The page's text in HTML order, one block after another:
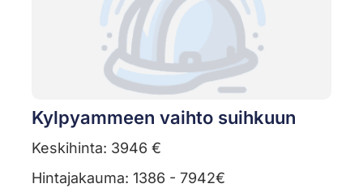
Kylpyammeen vaihto suihkuun
Keskihinta: 3946 €
Hintajakauma: 1386 - 7942€